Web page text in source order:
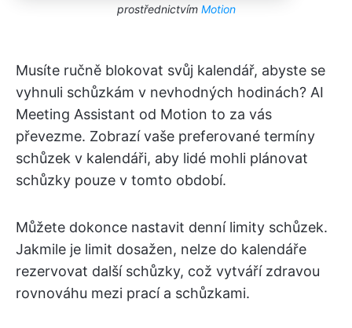
prostřednictvím Motion
Musíte ručně blokovat svůj kalendář, abyste se
vyhnuli schůzkám v nevhodných hodinách? AI
Meeting Assistant od Motion to za vás
převezme. Zobrazí vaše preferované termíny
schůzek v kalendáři, aby lidé mohli plánovat
schůzky pouze v tomto období.
Můžete dokonce nastavit denní limity schůzek.
Jakmile je limit dosažen, nelze do kalendáře
rezervovat další schůzky, což vytváří zdravou
rovnováhu mezi prací a schůzkami.